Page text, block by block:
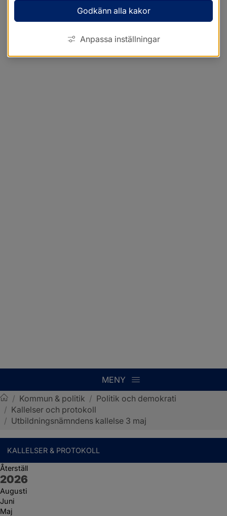
MENY
Sotenäs kommun
/ Kommun & politik / Politik och demokrati
/ Kallelser och protokoll
/ Utbildningsnämndens kallelse 3 maj
KALLELSER & PROTOKOLL
Återställ
År:
2026
Augusti
Juni
Maj
Godkänn alla kakor
Anpassa inställningar